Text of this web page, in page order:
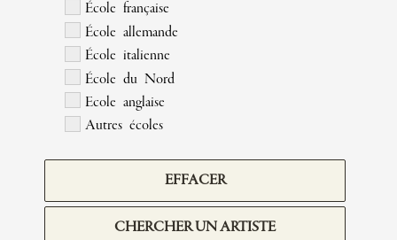
École française
École allemande
École italienne
École du Nord
Ecole anglaise
Autres écoles
EFFACER
CHERCHER UN ARTISTE